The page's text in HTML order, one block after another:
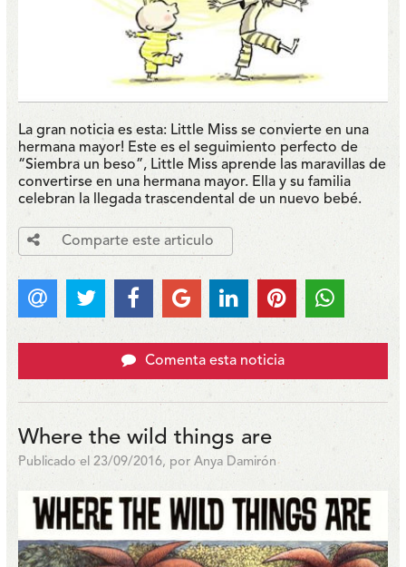
La gran noticia es esta: Little Miss se convierte en una
hermana mayor! Este es el seguimiento perfecto de
“Siembra un beso”, Little Miss aprende las maravillas de
convertirse en una hermana mayor. Ella y su familia
celebran la llegada trascendental de un nuevo bebé.
Comparte este articulo
Comenta esta noticia
Where the wild things are
Publicado el 23/09/2016, por Anya Damirón